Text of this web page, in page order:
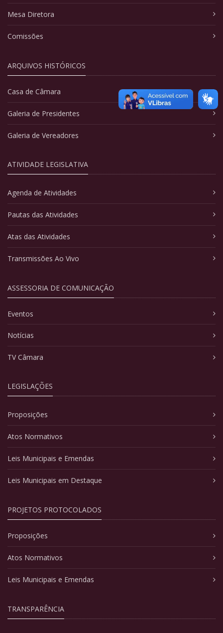
Mesa Diretora
Comissões
ARQUIVOS HISTÓRICOS
Casa de Câmara
Galeria de Presidentes
Galeria de Vereadores
ATIVIDADE LEGISLATIVA
Agenda de Atividades
Pautas das Atividades
Atas das Atividades
Transmissões Ao Vivo
ASSESSORIA DE COMUNICAÇÃO
Eventos
Notícias
TV Câmara
LEGISLAÇÕES
Proposições
Atos Normativos
Leis Municipais e Emendas
Leis Municipais em Destaque
PROJETOS PROTOCOLADOS
Proposições
Atos Normativos
Leis Municipais e Emendas
TRANSPARÊNCIA